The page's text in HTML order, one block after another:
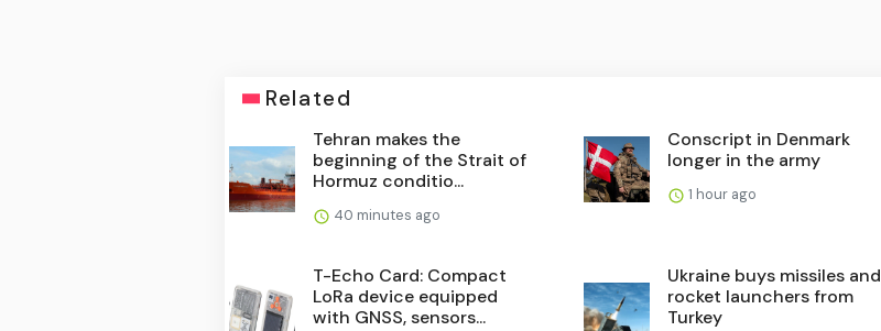
Related
Tehran makes the
beginning of the Strait of
Hormuz conditio...
40 minutes ago
Conscript in Denmark
longer in the army
1 hour ago
T-Echo Card: Compact
LoRa device equipped
with GNSS, sensors...
Ukraine buys missiles and
rocket launchers from
Turkey